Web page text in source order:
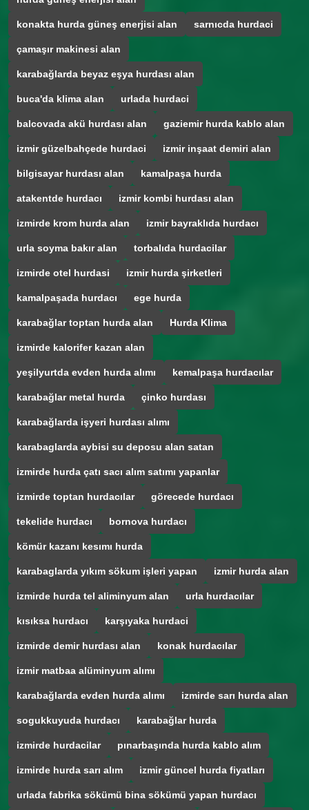
konakta hurda güneş enerjisi alan sarnıcda hurdaci
çamaşır makinesi alan
karabağlarda beyaz eşya hurdası alan
buca'da klima alan urlada hurdaci
balcovada akü hurdası alan gaziemir hurda kablo alan
izmir güzelbahçede hurdaci izmir inşaat demiri alan
bilgisayar hurdası alan kamalpaşa hurda
atakentde hurdacı izmir kombi hurdası alan
izmirde krom hurda alan izmir bayraklıda hurdacı
urla soyma bakır alan torbalıda hurdacilar
izmirde otel hurdasi izmir hurda şirketleri
kamalpaşada hurdacı ege hurda
karabağlar toptan hurda alan Hurda Klima
izmirde kalorifer kazan alan
yeşilyurtda evden hurda alımı kemalpaşa hurdacılar
karabağlar metal hurda çinko hurdası
karabağlarda işyeri hurdası alımı
karabaglarda aybisi su deposu alan satan
izmirde hurda çatı sacı alım satımı yapanlar
izmirde toptan hurdacılar görecede hurdacı
tekelide hurdacı bornova hurdacı
kömür kazanı kesımı hurda
karabaglarda yıkım sökum işleri yapan izmir hurda alan
izmirde hurda tel aliminyum alan urla hurdacılar
kısıksa hurdacı karşıyaka hurdaci
izmirde demir hurdası alan konak hurdacılar
izmir matbaa alüminyum alımı
karabağlarda evden hurda alımı izmirde sarı hurda alan
sogukkuyuda hurdacı karabağlar hurda
izmirde hurdacilar pınarbaşında hurda kablo alım
izmirde hurda sarı alım izmir güncel hurda fiyatları
urlada fabrika sökümü bina sökümü yapan hurdacı